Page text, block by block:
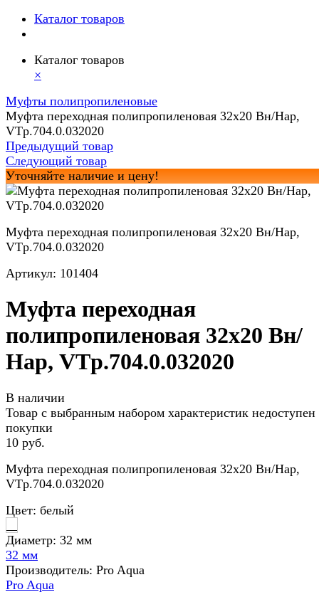
Каталог товаров
Каталог товаров
×
Муфты полипропиленовые
Муфта переходная полипропиленовая 32х20 Вн/Нар,
VTp.704.0.032020
Предыдущий товар
Следующий товар
Уточняйте наличие и цену!
Муфта переходная полипропиленовая 32х20 Вн/Нар,
VTp.704.0.032020
Артикул: 101404
Муфта переходная
полипропиленовая 32х20 Вн/
Нар, VTp.704.0.032020
В наличии
Товар с выбранным набором характеристик недоступен
покупки
10 руб.
Муфта переходная полипропиленовая 32х20 Вн/Нар,
VTp.704.0.032020
Цвет: белый
Диаметр: 32 мм
32 мм
Производитель: Pro Aqua
Pro Aqua